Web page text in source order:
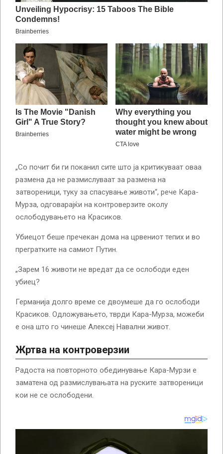
„Со почит би ги поканил сите што ја критикуваат оваа
размена да не размислуваат за размена на
затвореници, туку за спасување животи“, рече Кара-
Мурза, одговарајќи на контроверзите околу
ослободувањето на Красиков.
Убиецот беше пречекан дома на црвениот тепих и во
прегратките на самиот Путин.
„Зарем 16 животи не вредат да се ослободи еден
убиец?
Германија долго време се двоумеше да го ослободи
Красиков. Одложувањето, тврди Кара-Мурза, можеби
е она што го чинеше Алексеј Навални живот.
Жртва на контроверзии
Радоста на повторното обединување Кара-Мурзи е
заматена од размислувањата на руските затвореници
кои не се ослободени.